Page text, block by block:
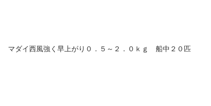
マダイ西風強く早上がり０．５～２．０ｋｇ 船中２０匹